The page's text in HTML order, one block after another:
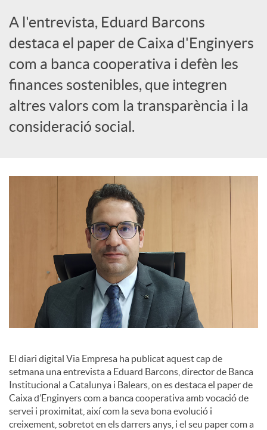
o
c
i
a
l
A l'entrevista, Eduard Barcons
destaca el paper de Caixa d'Enginyers
com a banca cooperativa i defèn les
finances sostenibles, que integren
altres valors com la transparència i la
consideració social.
El diari digital Via Empresa ha publicat aquest cap de
setmana una entrevista a Eduard Barcons, director de Banca
Institucional a Catalunya i Balears, on es destaca el paper de
Caixa d’Enginyers com a banca cooperativa amb vocació de
servei i proximitat, així com la seva bona evolució i
creixement, sobretot en els darrers anys, i el seu paper com a